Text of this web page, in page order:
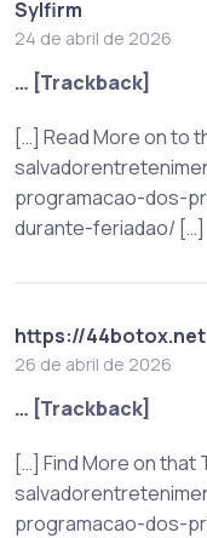
Sylfirm
24 de abril de 2026
… [Trackback]
[…] Read More on to
programacao-dos-
durante-feriadao/ […]
https://
26 de abril de 2026
… [Trackback]
[…] Find More on that
programacao-dos-